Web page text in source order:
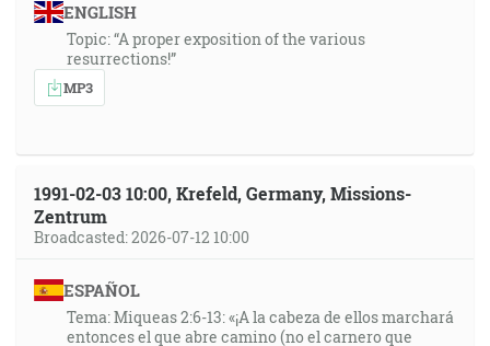
ENGLISH
Topic: “A proper exposition of the various
resurrections!”
MP3
1991-02-03 10:00, Krefeld, Germany, Missions-
Zentrum
Broadcasted: 2026-07-12 10:00
ESPAÑOL
Tema: Miqueas 2:6-13: «¡A la cabeza de ellos marchará
entonces el que abre camino (no el carnero que